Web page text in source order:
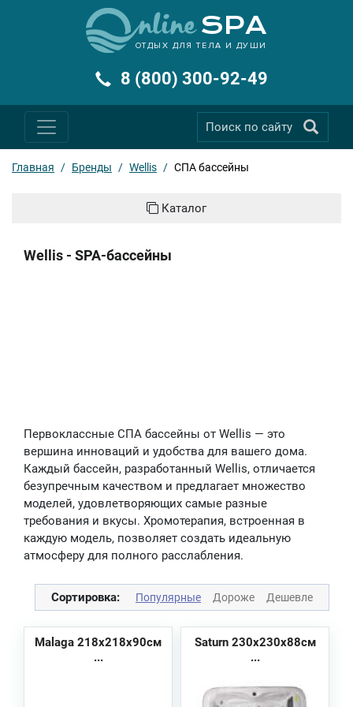
ОТДЫХ ДЛЯ ТЕЛА И ДУШИ
8 (800) 300-92-49
Главная / Бренды / Wellis / СПА бассейны
Каталог
Wellis - SPA-бассейны
Первоклассные СПА бассейны от Wellis — это
вершина инноваций и удобства для вашего дома.
Каждый бассейн, разработанный Wellis, отличается
безупречным качеством и предлагает множество
моделей, удовлетворяющих самые разные
требования и вкусы. Хромотерапия, встроенная в
каждую модель, позволяет создать идеальную
атмосферу для полного расслабления.
Сортировка: Популярные Дороже Дешевле
Malaga 218х218х90см
...
Saturn 230х230х88см
...